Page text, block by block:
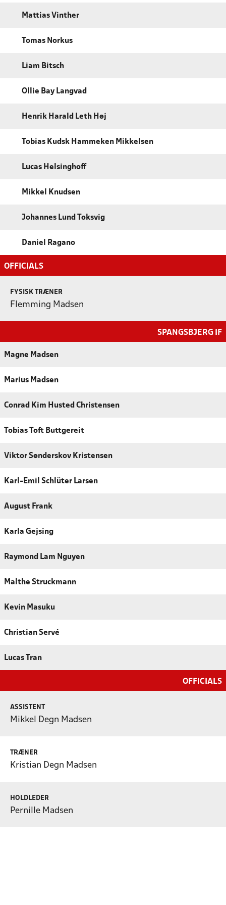
Mattias Vinther
Tomas Norkus
Liam Bitsch
Ollie Bay Langvad
Henrik Harald Leth Høj
Tobias Kudsk Hammeken Mikkelsen
Lucas Helsinghoff
Mikkel Knudsen
Johannes Lund Toksvig
Daniel Ragano
OFFICIALS
FYSISK TRÆNER
Flemming Madsen
SPANGSBJERG IF
Magne Madsen
Marius Madsen
Conrad Kim Husted Christensen
Tobias Toft Buttgereit
Viktor Sønderskov Kristensen
Karl-Emil Schlüter Larsen
August Frank
Karla Gejsing
Raymond Lam Nguyen
Malthe Struckmann
Kevin Masuku
Christian Servé
Lucas Tran
OFFICIALS
ASSISTENT
Mikkel Degn Madsen
TRÆNER
Kristian Degn Madsen
HOLDLEDER
Pernille Madsen